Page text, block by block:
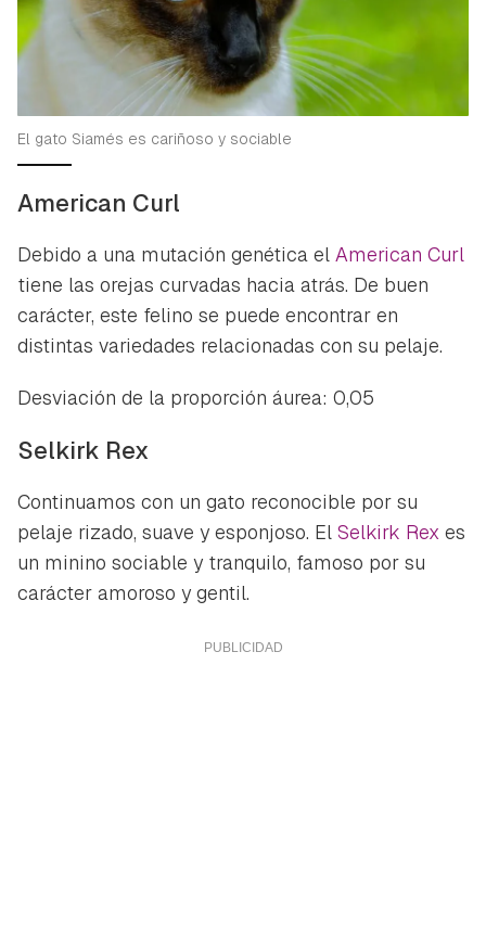
El gato Siamés es cariñoso y sociable
American Curl
Debido a una mutación genética el American Curl
tiene las orejas curvadas hacia atrás. De buen
carácter, este felino se puede encontrar en
distintas variedades relacionadas con su pelaje.
Desviación de la proporción áurea: 0,05
Selkirk Rex
Continuamos con un gato reconocible por su
pelaje rizado, suave y esponjoso. El Selkirk Rex es
un minino sociable y tranquilo, famoso por su
carácter amoroso y gentil.